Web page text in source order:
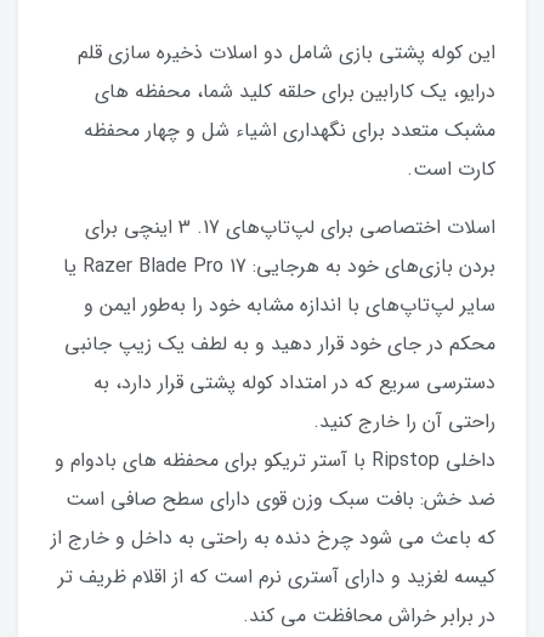
این کوله پشتی بازی شامل دو اسلات ذخیره سازی قلم
درایو، یک کارابین برای حلقه کلید شما، محفظه های
مشبک متعدد برای نگهداری اشیاء شل و چهار محفظه
کارت است.
اسلات اختصاصی برای لپ‌تاپ‌های 17. 3 اینچی برای
بردن بازی‌های خود به هرجایی: Razer Blade Pro 17 یا
سایر لپ‌تاپ‌های با اندازه مشابه خود را به‌طور ایمن و
محکم در جای خود قرار دهید و به لطف یک زیپ جانبی
دسترسی سریع که در امتداد کوله پشتی قرار دارد، به
راحتی آن را خارج کنید.
داخلی Ripstop با آستر تریکو برای محفظه های بادوام و
ضد خش: بافت سبک وزن قوی دارای سطح صافی است
که باعث می شود چرخ دنده به راحتی به داخل و خارج از
کیسه لغزید و دارای آستری نرم است که از اقلام ظریف تر
در برابر خراش محافظت می کند.